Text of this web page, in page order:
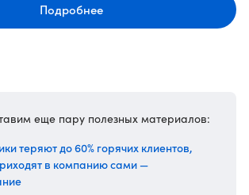
Подробнее
еще пару полезных материалов:
теряют до 60% горячих клиентов,
в компанию сами —